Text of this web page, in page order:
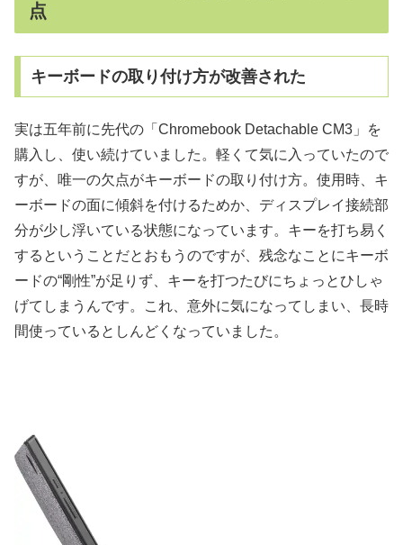
点
キーボードの取り付け方が改善された
実は五年前に先代の「Chromebook Detachable CM3」を
購入し、使い続けていました。軽くて気に入っていたので
すが、唯一の欠点がキーボードの取り付け方。使用時、キ
ーボードの面に傾斜を付けるためか、ディスプレイ接続部
分が少し浮いている状態になっています。キーを打ち易く
するということだとおもうのですが、残念なことにキーボ
ードの“剛性”が足りず、キーを打つたびにちょっとひしゃ
げてしまうんです。これ、意外に気になってしまい、長時
間使っているとしんどくなっていました。